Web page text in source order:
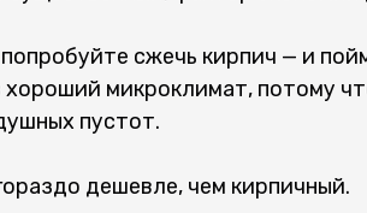
сжечь кирпич — и
микроклимат, потому
пустот.
дешевле, чем кирпичный.